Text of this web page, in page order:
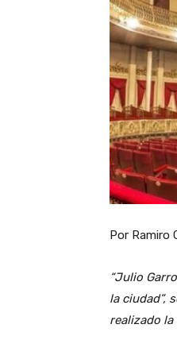
Por Ramiro
“Julio
la ciudad”,
realizado